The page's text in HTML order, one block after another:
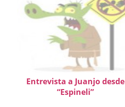
Entrevista a Juanjo desde
“Espineli”